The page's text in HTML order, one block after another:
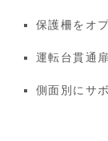
保護柵をオ
運転台貫通
側面別にサ